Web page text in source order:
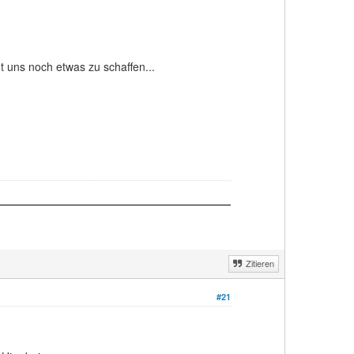
uns noch etwas zu schaffen...
Zitieren
#21